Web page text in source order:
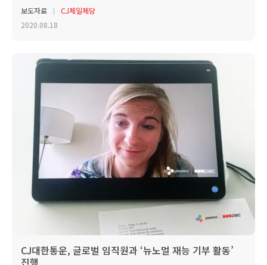
보도자료
CJ제일제당
2020.08.18
CJ대한통운, 글로벌 임직원과 ‘뉴노멀 재능 기부 활동’
진행